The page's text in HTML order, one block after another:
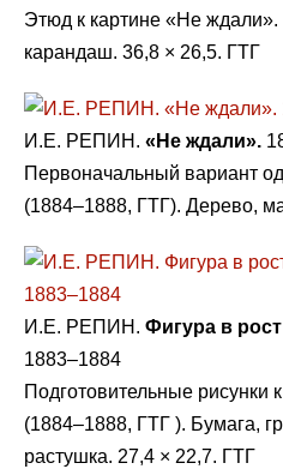
Этюд к картине «Не
карандаш. 36,8 × 26,5. ГТГ
И.Е. РЕПИН. «Не ждали».
Первоначальный вариант
(1884–1888, ГТГ). Дерево,
И.Е. РЕПИН. Фигура в
1883–1884
Подготовительные рисунки
(1884–1888, ГТГ ). Бумага,
растушка. 27,4 × 22,7. ГТГ